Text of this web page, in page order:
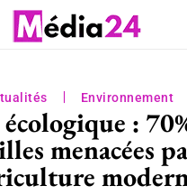
Environnement
:
menacées